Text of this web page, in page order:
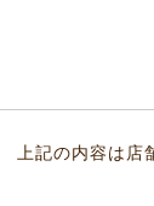
上記の内容は店